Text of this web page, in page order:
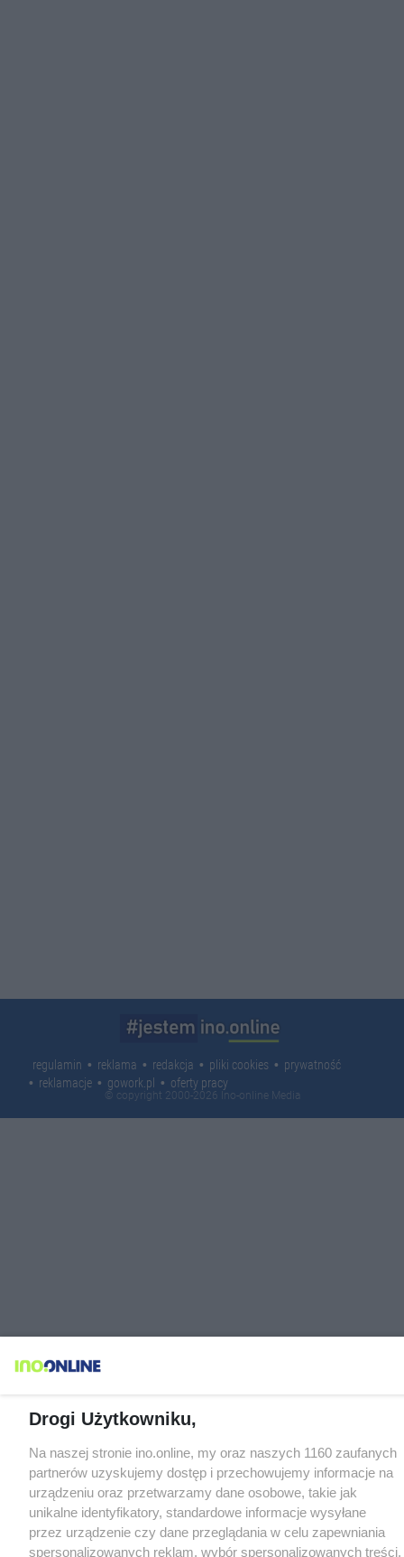
regulamin reklama redakcja pliki cookies
prywatność
reklamacje
gowork.pl oferty pracy
© copyright 2000-2026 Ino-online Media
Drogi Użytkowniku,
Na naszej stronie ino.online, my oraz naszych 1160 zaufanych
partnerów uzyskujemy dostęp i przechowujemy informacje na
urządzeniu oraz przetwarzamy dane osobowe, takie jak
unikalne identyfikatory, standardowe informacje wysyłane
przez urządzenie czy dane przeglądania w celu zapewniania
spersonalizowanych reklam, wybór spersonalizowanych treści,